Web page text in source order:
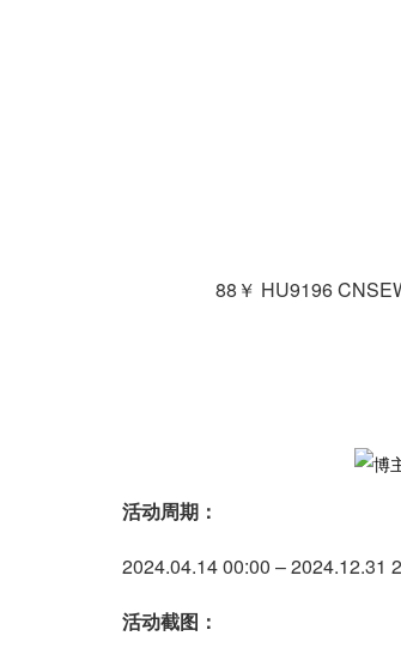
88￥ HU9196
活动周期：
2024.04.14 00:00 – 2024.12.31
活动截图：